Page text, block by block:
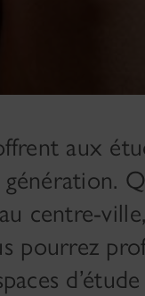
aux
centre-
pourrez